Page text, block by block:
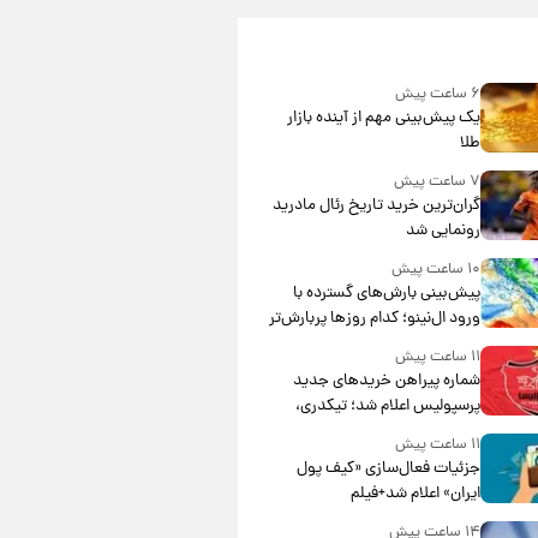
۶ ساعت پیش
یک پیش‌بینی مهم از آینده بازار
طلا
۷ ساعت پیش
گران‌ترین خرید تاریخ رئال مادرید
رونمایی شد
۱۰ ساعت پیش
پیش‌بینی بارش‌های گسترده با
ورود ال‌نینو؛ کدام روزها پربارش‌تر
خواهند بود؟
۱۱ ساعت پیش
شماره پیراهن خریدهای جدید
پرسپولیس اعلام شد؛ تیکدری،
محبی و سرگیف با اعداد ویژه
۱۱ ساعت پیش
جزئیات فعال‌سازی «کیف پول
ایران» اعلام شد+فیلم
۱۴ ساعت پیش